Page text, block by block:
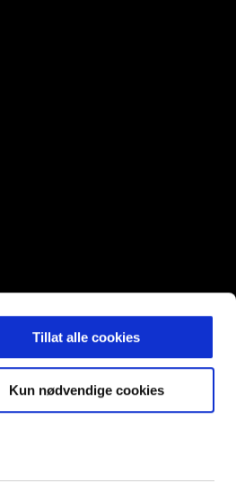
Tillat alle cookies
Kun nødvendige cookies